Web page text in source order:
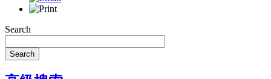
Search
Search